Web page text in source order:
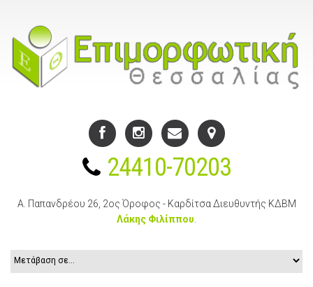
24410-70203
Α. Παπανδρέου 26, 2ος Όροφος - Καρδίτσα Διευθυντής ΚΔΒΜ
Λάκης Φιλίππου